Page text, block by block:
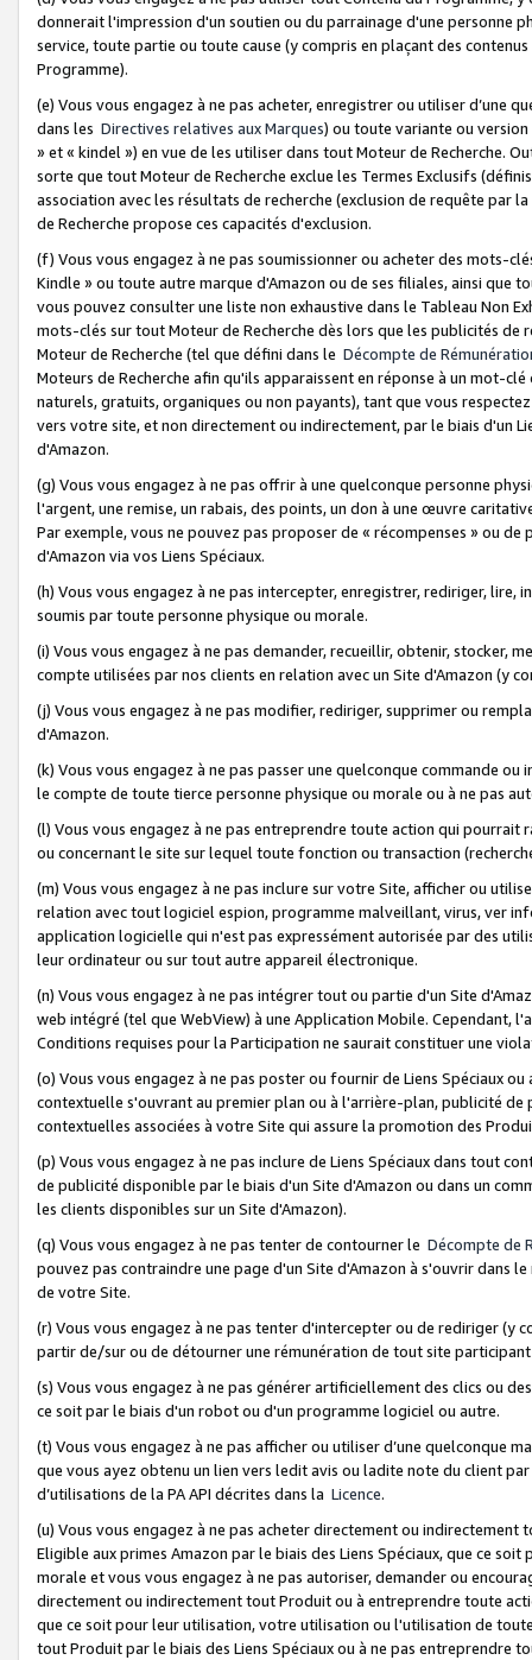
donnerait l'impression d'un soutien ou du parrainage d'une personne
service, toute partie ou toute cause (y compris en plaçant des
Programme).
(e) Vous vous engagez à ne pas acheter, enregistrer ou utiliser d’une
dans les Directives relatives aux Marques) ou toute variante ou
» et « kindel ») en vue de les utiliser dans tout Moteur de Recherche.
sorte que tout Moteur de Recherche exclue les Termes Exclusifs
association avec les résultats de recherche (exclusion de requête
de Recherche propose ces capacités d'exclusion.
(f) Vous vous engagez à ne pas soumissionner ou acheter des mots-
Kindle » ou toute autre marque d'Amazon ou de ses filiales, ainsi que
vous pouvez consulter une liste non exhaustive dans le Tableau Non
mots-clés sur tout Moteur de Recherche dès lors que les publicités de
Moteur de Recherche (tel que défini dans le Décompte de
Moteurs de Recherche afin qu'ils apparaissent en réponse à un mot-
naturels, gratuits, organiques ou non payants), tant que vous
vers votre site, et non directement ou indirectement, par le biais d'un
d'Amazon.
(g) Vous vous engagez à ne pas offrir à une quelconque personne
l'argent, une remise, un rabais, des points, un don à une œuvre
Par exemple, vous ne pouvez pas proposer de « récompenses » ou
d'Amazon via vos Liens Spéciaux.
(h) Vous vous engagez à ne pas intercepter, enregistrer, rediriger,
soumis par toute personne physique ou morale.
(i) Vous vous engagez à ne pas demander, recueillir, obtenir, stocker,
compte utilisées par nos clients en relation avec un Site d'Amazon (y
(j) Vous vous engagez à ne pas modifier, rediriger, supprimer ou
d'Amazon.
(k) Vous vous engagez à ne pas passer une quelconque commande
le compte de toute tierce personne physique ou morale ou à ne pas
(l) Vous vous engagez à ne pas entreprendre toute action qui
ou concernant le site sur lequel toute fonction ou transaction
(m) Vous vous engagez à ne pas inclure sur votre Site, afficher ou
relation avec tout logiciel espion, programme malveillant, virus, ver
application logicielle qui n'est pas expressément autorisée par des
leur ordinateur ou sur tout autre appareil électronique.
(n) Vous vous engagez à ne pas intégrer tout ou partie d'un Site
web intégré (tel que WebView) à une Application Mobile. Cependant,
Conditions requises pour la Participation ne saurait constituer une
(o) Vous vous engagez à ne pas poster ou fournir de Liens Spéciaux
contextuelle s'ouvrant au premier plan ou à l'arrière-plan, publicité
contextuelles associées à votre Site qui assure la promotion des
(p) Vous vous engagez à ne pas inclure de Liens Spéciaux dans tout
de publicité disponible par le biais d'un Site d'Amazon ou dans un
les clients disponibles sur un Site d'Amazon).
(q) Vous vous engagez à ne pas tenter de contourner le Décompte de
pouvez pas contraindre une page d'un Site d'Amazon à s'ouvrir dans
de votre Site.
(r) Vous vous engagez à ne pas tenter d'intercepter ou de rediriger
partir de/sur ou de détourner une rémunération de tout site
(s) Vous vous engagez à ne pas générer artificiellement des clics ou
ce soit par le biais d'un robot ou d'un programme logiciel ou autre.
(t) Vous vous engagez à ne pas afficher ou utiliser d’une quelconque
que vous ayez obtenu un lien vers ledit avis ou ladite note du client
d’utilisations de la PA API décrites dans la Licence.
(u) Vous vous engagez à ne pas acheter directement ou
Eligible aux primes Amazon par le biais des Liens Spéciaux, que ce
morale et vous vous engagez à ne pas autoriser, demander ou
directement ou indirectement tout Produit ou à entreprendre toute
que ce soit pour leur utilisation, votre utilisation ou l'utilisation de
tout Produit par le biais des Liens Spéciaux ou à ne pas entreprendre